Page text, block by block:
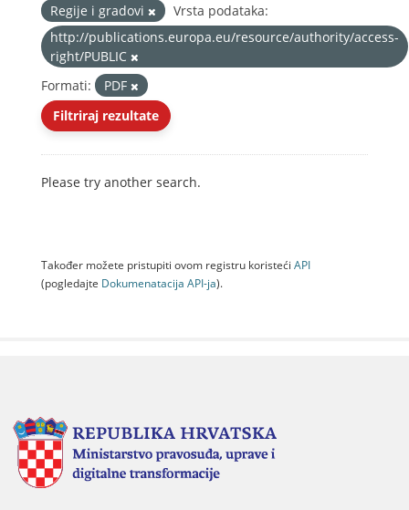
Regije i gradovi
Vrsta podataka:
http://publications.europa.eu/resource/authority/access-
right/PUBLIC
Formati:
PDF
Filtriraj rezultate
Please try another search.
Također možete pristupiti ovom registru koristeći API
(pogledajte Dokumenаtаcijа API-jа).